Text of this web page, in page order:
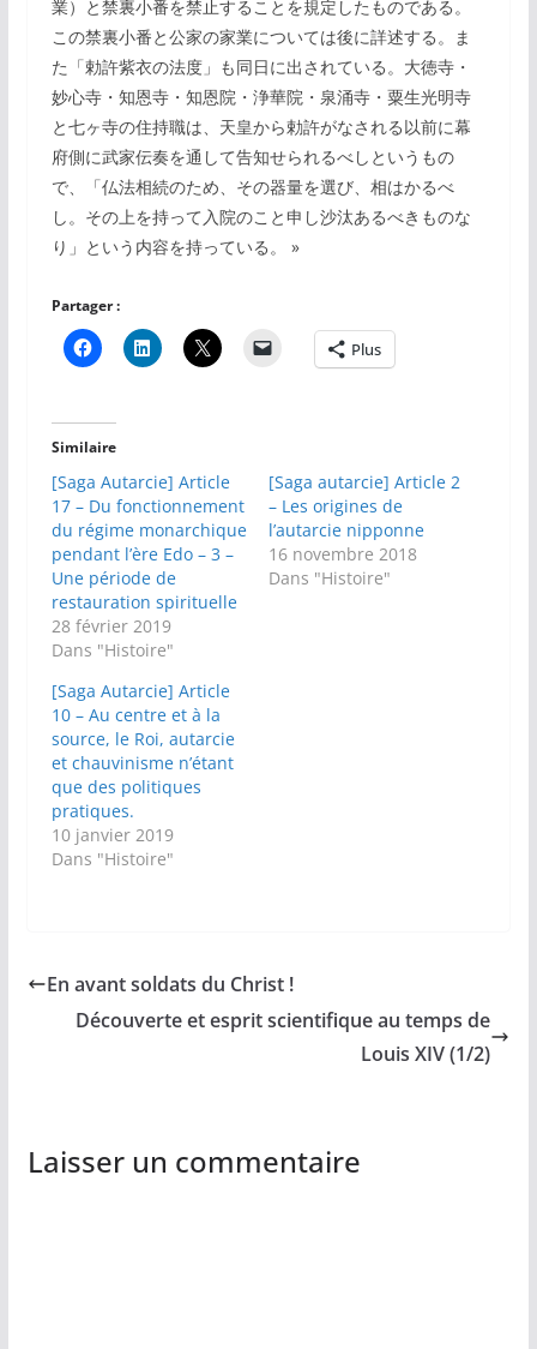
業）と禁裏小番を禁止することを規定したものである。
この禁裏小番と公家の家業については後に詳述する。ま
た「勅許紫衣の法度」も同日に出されている。大徳寺・
妙心寺・知恩寺・知恩院・浄華院・泉涌寺・粟生光明寺
と七ヶ寺の住持職は、天皇から勅許がなされる以前に幕
府側に武家伝奏を通して告知せられるべしというもの
で、「仏法相続のため、その器量を選び、相はかるべ
し。その上を持って入院のこと申し沙汰あるべきものな
り」という内容を持っている。 »
Partager :
Plus
Similaire
[Saga Autarcie] Article
17 – Du fonctionnement
du régime monarchique
pendant l’ère Edo – 3 –
Une période de
restauration spirituelle
28 février 2019
Dans "Histoire"
[Saga autarcie] Article 2
– Les origines de
l’autarcie nipponne
16 novembre 2018
Dans "Histoire"
[Saga Autarcie] Article
10 – Au centre et à la
source, le Roi, autarcie
et chauvinisme n’étant
que des politiques
pratiques.
10 janvier 2019
Dans "Histoire"
En avant soldats du Christ !
Découverte et esprit scientifique au temps de
Louis XIV (1/2)
Laisser un commentaire